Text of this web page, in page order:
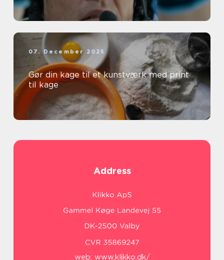
07. December 2025
Gør din kage til et kunstværk med print
til kage
Address
web: www.klikko.dk/